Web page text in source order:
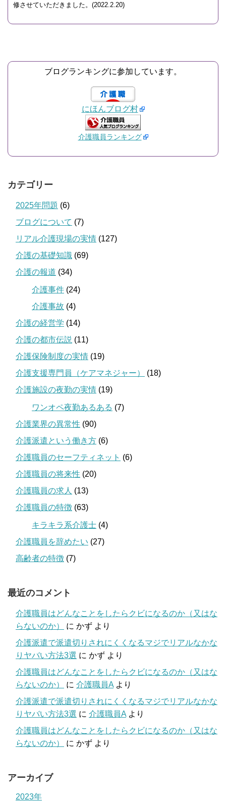
修させていただきました。(2022.2.20)
ブログランキングに参加しています。
にほんブログ村
介護職員ランキング
カテゴリー
2025年問題 (6)
ブログについて (7)
リアル介護現場の実情 (127)
介護の基礎知識 (69)
介護の報道 (34)
介護事件 (24)
介護事故 (4)
介護の経営学 (14)
介護の都市伝説 (11)
介護保険制度の実情 (19)
介護支援専門員（ケアマネジャー）
(18)
介護施設の夜勤の実情 (19)
ワンオペ夜勤あるある (7)
介護業界の異常性 (90)
介護派遣という働き方 (6)
介護職員のセーフティネット (6)
介護職員の将来性 (20)
介護職員の求人 (13)
介護職員の特徴 (63)
キラキラ系介護士 (4)
介護職員を辞めたい (27)
高齢者の特徴 (7)
最近のコメント
介護職員はどんなことをしたらクビになるのか（又はな
らないのか）
に かず より
介護派遣で派遣切りされにくくなるマジでリアルなかな
りヤバい方法3選 に かず より
介護職員はどんなことをしたらクビになるのか（又はな
らないのか）
に 介護職員Aより
介護派遣で派遣切りされにくくなるマジでリアルなかな
りヤバい方法3選 に 介護職員Aより
介護職員はどんなことをしたらクビになるのか（又はな
らないのか）
に かず より
アーカイブ
2023年